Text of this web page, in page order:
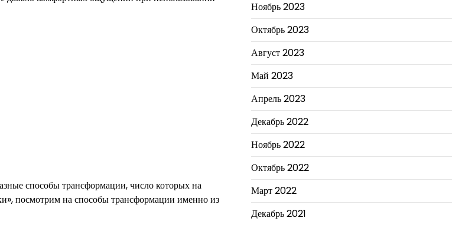
способы трансформации, число которых на
посмотрим на способы трансформации именно из
Ноябрь 2023
Октябрь 2023
Август 2023
Май 2023
Апрель 2023
Декабрь 2022
Ноябрь 2022
Октябрь 2022
Март 2022
Декабрь 2021